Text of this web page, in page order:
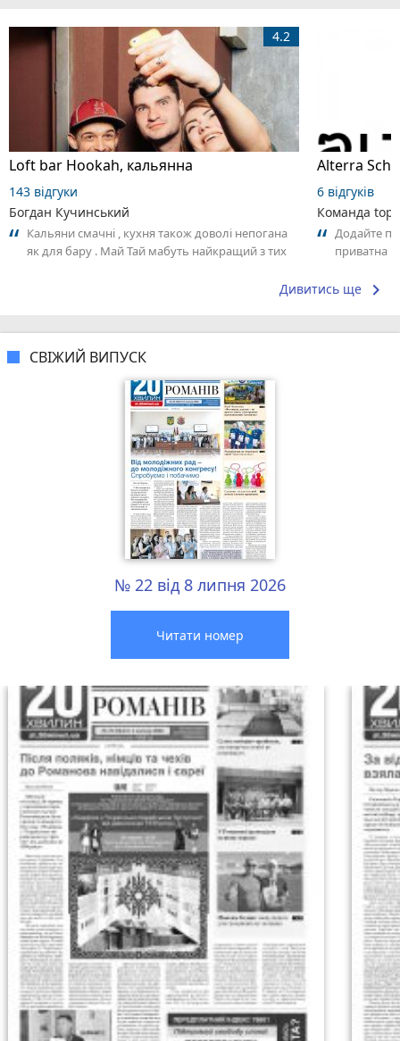
Loft bar Hookah, кальянна
4.2
143 відгуки
Богдан Кучинський
Кальяни смачні , кухня також доволі непогана
як для бару . Май Тай мабуть найкращий з тих
6 відгуків
Команда
Додайте
приватна
Дивитись ще keyboard_arrow_right
СВІЖИЙ ВИПУСК
№ 22 від 8 липня 2026
Читати номер